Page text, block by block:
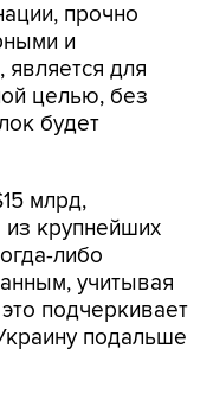
прочно
и
для
целью, без
будет
млрд,
крупнейших
либо
учитывая
подчеркивает
подальше